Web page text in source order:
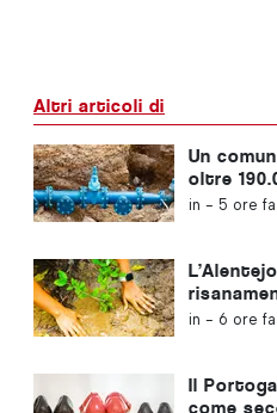
Altri articoli di
Un
oltre
in - 5 ore fa
ai fondi
in - 6 ore fa
Il
come